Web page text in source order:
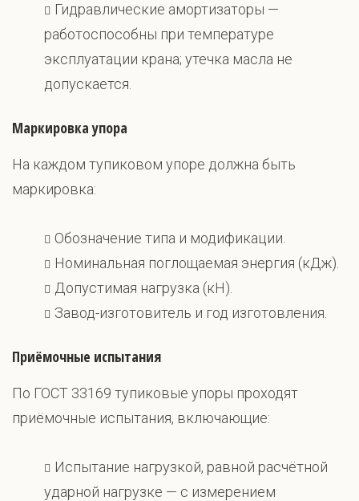
Гидравлические амортизаторы —
работоспособны при температуре
эксплуатации крана; утечка масла не
допускается.
Маркировка упора
На каждом тупиковом упоре должна быть
маркировка:
Обозначение типа и модификации.
Номинальная поглощаемая энергия (кДж).
Допустимая нагрузка (кН).
Завод-изготовитель и год изготовления.
Приёмочные испытания
По ГОСТ 33169 тупиковые упоры проходят
приёмочные испытания, включающие:
Испытание нагрузкой, равной расчётной
ударной нагрузке — с измерением